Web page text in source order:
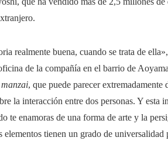
realmente buena, cuando se trata de
de la compañía en el barrio de
manzai, que puede parecer
la interacción entre dos personas. Y esta
te enamoras de una forma de arte y la
elementos tienen un grado de universalidad